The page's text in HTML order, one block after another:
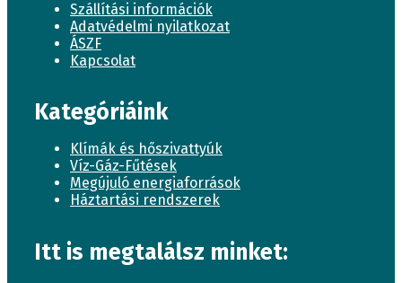
Szállítási információk
Adatvédelmi nyilatkozat
ÁSZF
Kapcsolat
Kategóriáink
Klímák és hőszivattyúk
Víz-Gáz-Fűtések
Megújuló energiaforrások
Háztartási rendszerek
Itt is megtalálsz minket: